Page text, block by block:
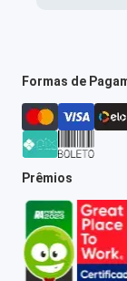
Formas de
Prêmios